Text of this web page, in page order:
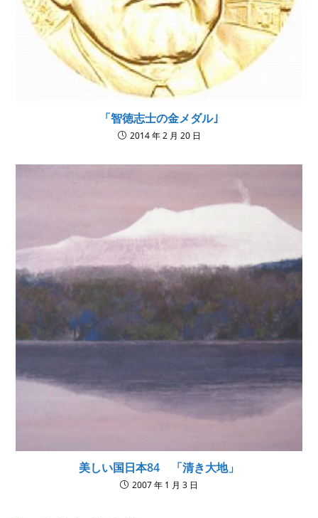
「智徳志士の金メダル｣
2014 年 2 月 20 日
美しい国日本84 「清き大地」
2007 年 1 月 3 日